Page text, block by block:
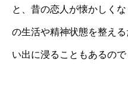
と、昔の恋人が懐かしく
の生活や精神状態を整え
い出に浸ることもあるので